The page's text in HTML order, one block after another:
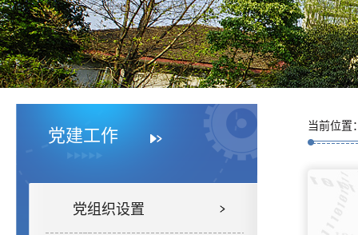
党建工作
党组织设置
当前位置